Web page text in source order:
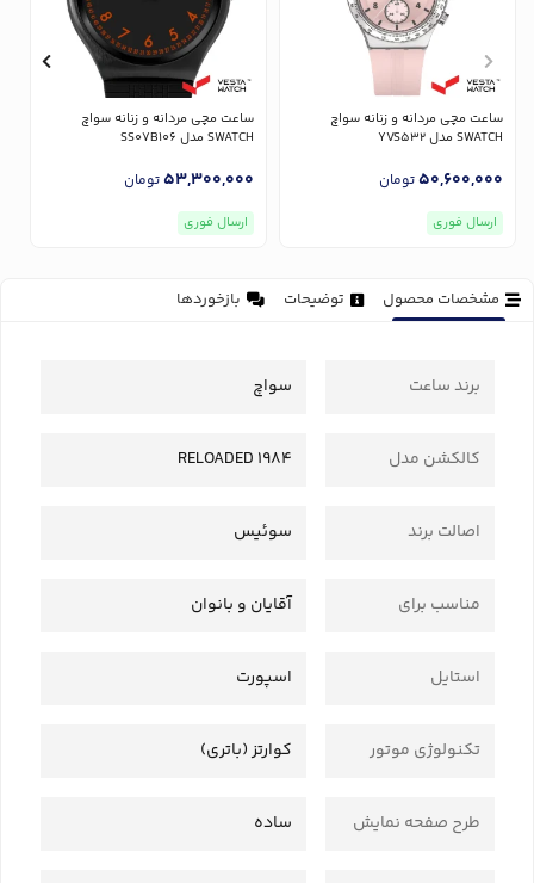
ساعت مچی مردانه و زنانه سواچ
SWATCH مدل YVS532
50,600,000تومان
ارسال فوری
ساعت مچی مردانه و زنانه سواچ
SWATCH مدل SS07B106
53,300,000تومان
ارسال فوری
مشخصات محصول توضیحات بازخوردها
برند ساعت سواچ
کالکشن مدل 1984 RELOADED
اصالت برند سوئیس
مناسب برای آقایان و بانوان
استایل اسپورت
تکنولوژی موتور کوارتز (باتری)
طرح صفحه نمایش ساده